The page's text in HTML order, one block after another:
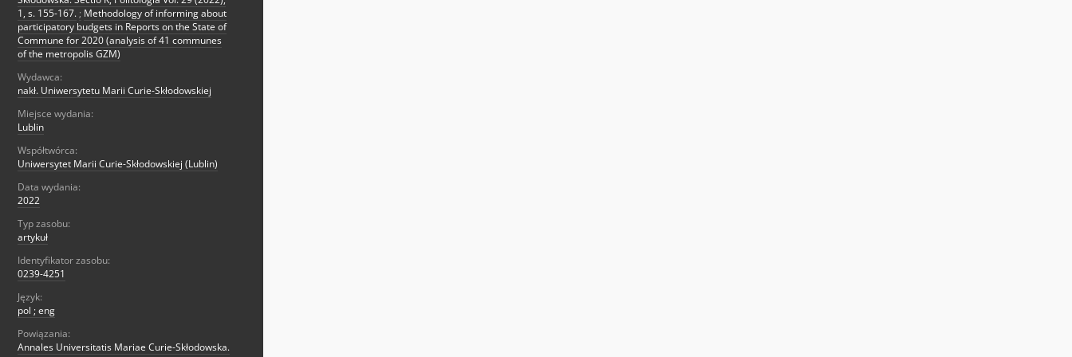
1, s. 155-167. ; Methodology of informing about
participatory budgets in Reports on the State of
Commune for 2020 (analysis of 41 communes
of the metropolis GZM)
Wydawca:
nakł. Uniwersytetu Marii Curie-Skłodowskiej
Miejsce wydania:
Lublin
Współtwórca:
Uniwersytet Marii Curie-Skłodowskiej (Lublin)
Data wydania:
2022
Typ zasobu:
artykuł
Identyfikator zasobu:
0239-4251
Język:
pol ; eng
Powiązania:
Annales Universitatis Mariae Curie-Skłodowska.